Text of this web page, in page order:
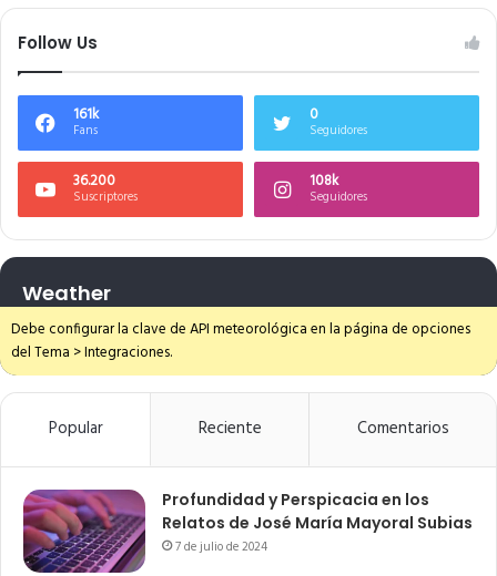
Follow Us
161k
Fans
0
Seguidores
36.200
Suscriptores
108k
Seguidores
Weather
Debe configurar la clave de API meteorológica en la página de opciones
del Tema > Integraciones.
Popular Reciente Comentarios
Profundidad y Perspicacia en los
Relatos de José María Mayoral Subias
7 de julio de 2024